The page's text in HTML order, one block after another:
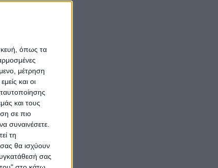
όπως τα
μέτρηση
και οι
και τους
σε πιο
συναινέσετε.
τη
θα ισχύουν
σας